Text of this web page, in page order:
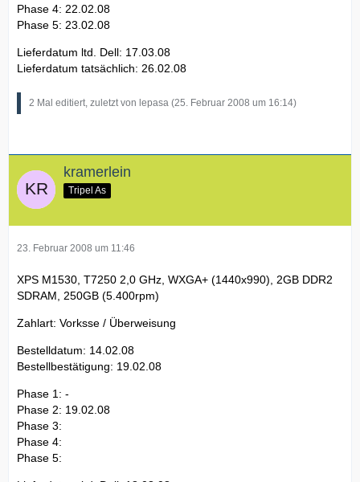
Phase 4: 22.02.08
Phase 5: 23.02.08
Lieferdatum ltd. Dell: 17.03.08
Lieferdatum tatsächlich: 26.02.08
2 Mal editiert, zuletzt von lepasa (25. Februar 2008 um 16:14)
kramerlein
Tripel As
23. Februar 2008 um 11:46
XPS M1530, T7250 2,0 GHz, WXGA+ (1440x990), 2GB DDR2
SDRAM, 250GB (5.400rpm)
Zahlart: Vorksse / Überweisung
Bestelldatum: 14.02.08
Bestellbestätigung: 19.02.08
Phase 1: -
Phase 2: 19.02.08
Phase 3:
Phase 4:
Phase 5: